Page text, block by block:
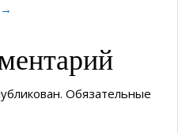
→
Обязательные